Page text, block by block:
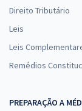
Direito Tributário
Leis
Leis
Remédios
PREPARAÇÃO A